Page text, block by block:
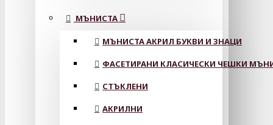
МЪНИСТА
МЪНИСТА АКРИЛ БУКВИ И ЗНАЦИ
ФАСЕТИРАНИ КЛАСИЧЕСКИ ЧЕШКИ
СТЪКЛЕНИ
АКРИЛНИ